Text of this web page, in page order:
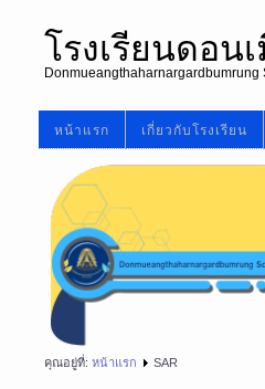
โรงเรียนดอน
Donmueangthaharnargardbumrung
หน้าแรก เกี่ยวกับโรงเรียน
คุณอยู่ที่: หน้าแรก SAR